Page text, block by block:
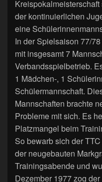
der kontinuierlichen
eine
In der Spielsaison 77/
mit insgesamt 7
Verbandsspielbetrieb.
1 Mädchen-, 1
Schülermannschaft.
Mannschaften brachte
Probleme mit sich. Es
Platzmangel beim
So bewarb sich der
der neugebauten
Trainingsabende und
Dezember 1977 zog